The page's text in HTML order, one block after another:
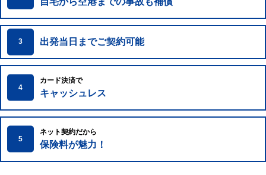
3 出発当日までご契約可能
4
カード決済で
キャッシュレス
5
ネット契約だから
保険料が魅力！